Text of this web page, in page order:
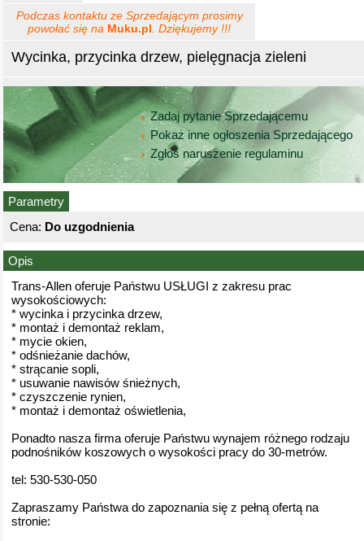
Wycinka, przycinka drzew, pielęgnacja zieleni
Zadaj pytanie Sprzedającemu
Pokaż inne ogłoszenia Sprzedającego
Zgłoś naruszenie regulaminu
Parametry
Cena: Do uzgodnienia
Podczas kontaktu ze Sprzedającym prosimy
powołać się na Muku.pl . Dziękujemy !!!
Opis
Trans-Allen oferuje Państwu USŁUGI z zakresu prac
wysokościowych:
* wycinka i przycinka drzew,
* montaż i demontaż reklam,
* mycie okien,
* odśnieżanie dachów,
* strącanie sopli,
* usuwanie nawisów śnieżnych,
* czyszczenie rynien,
* montaż i demontaż oświetlenia,
Ponadto nasza firma oferuje Państwu wynajem różnego rodzaju
podnośników koszowych o wysokości pracy do 30-metrów.
tel: 530-530-050
Zapraszamy Państwa do zapoznania się z pełną ofertą na
stronie: